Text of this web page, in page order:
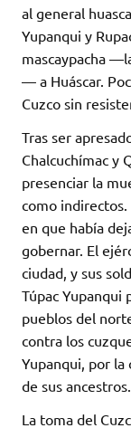
al general
Yupanqui y
mascaypacha
— a Huáscar.
Cuzco sin
Tras ser
Chalcuchímac y
presenciar la
como
en que había
gobernar. El
ciudad, y sus
Túpac Yupanqui
pueblos del
contra los
Yupanqui, por
de sus ancestros.
La toma del